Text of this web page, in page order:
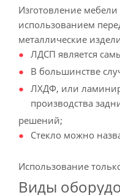
Изготовление
использованием
металлические
ЛДСП является
В большинстве
ЛХДФ, или
производства
решений;
Стекло можно
Использование
Виды